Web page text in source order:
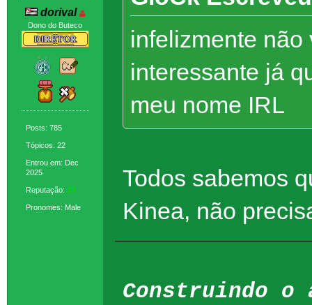
dorival
Dono do Buteco
Posts: 785
Tópicos: 22
Entrou em: Dec
2025
Reputação: 37
Pronomes: Male
infelizmente não
interessante já
meu nome IRL
Todos sabemos
Kinea, não
Construindo o